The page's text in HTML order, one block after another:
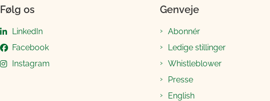
Følg os
LinkedIn
Facebook
Instagram
Genveje
Abonnér
Ledige stillinger
Whistleblower
Presse
English